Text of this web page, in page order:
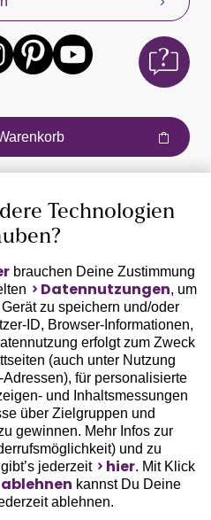
Technologien
brauchen Deine Zustimmung
Datennutzungen, um
zu speichern und/oder
ID, Browser-Informationen,
erfolgt zum Zweck
(auch unter Nutzung
für personalisierte
und Inhaltsmessungen
über Zielgruppen und
gewinnen. Mehr Infos zur
und zu
jederzeit
hier. Mit Klick
kannst Du Deine
ablehnen.